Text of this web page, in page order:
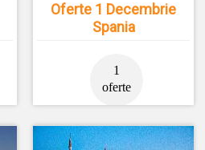
Oferte 1 Decembrie
Spania
1
oferte